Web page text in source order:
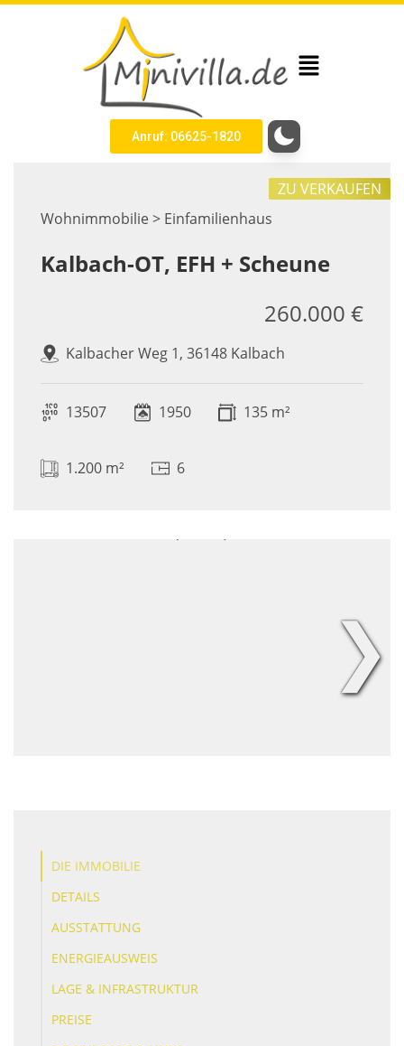
Anruf: 06625-1820
Wohnimmobilie > Einfamilienhaus
ZU VERKAUFEN
Kalbach-OT, EFH + Scheune
Kalbacher Weg 1, 36148 Kalbach
260.000 €
13507 1950 135 m²
1.200 m² 6
❯
DIE IMMOBILIE
DETAILS
AUSSTATTUNG
ENERGIEAUSWEIS
LAGE & INFRASTRUKTUR
PREISE